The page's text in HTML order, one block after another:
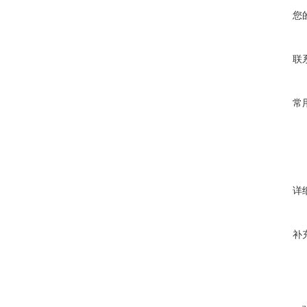
您
联
常
详
补